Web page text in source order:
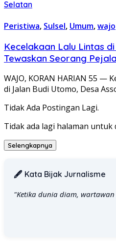
Selatan
Peristiwa, Sulsel, Umum,wajo
Kecelakaan Lalu Lintas
Tewaskan Seorang
WAJO, KORAN HARIAN 55 —
di Jalan Budi Utomo, Desa
Tidak Ada Postingan Lagi.
Tidak ada lagi halaman untuk
Selengkapnya
🖋️ Kata Bijak Jurnalisme
"Ketika dunia diam,